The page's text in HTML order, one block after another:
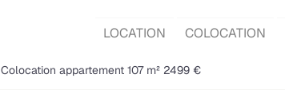
LOCATION COLOCATION
Colocation appartement 107 m² 2499 €